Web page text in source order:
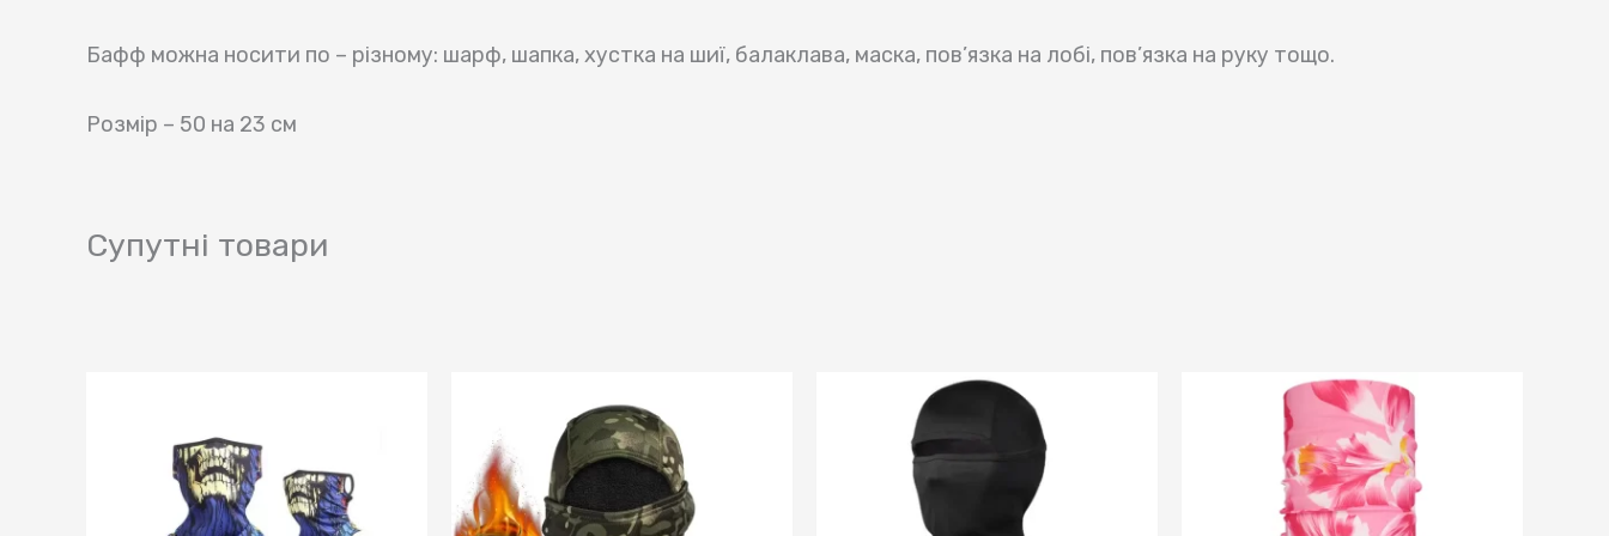
Бафф можна носити по – різному: шарф, шапка, хустка на шиї, балаклава, маска, пов’язка на лобі, пов’язка на руку тощо.
Розмір – 50 на 23 см
Супутні товари